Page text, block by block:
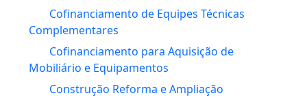
Cofinanciamento de Equipes Técnicas
Complementares
Cofinanciamento para Aquisição de
Mobiliário e Equipamentos
Construção Reforma e Ampliação